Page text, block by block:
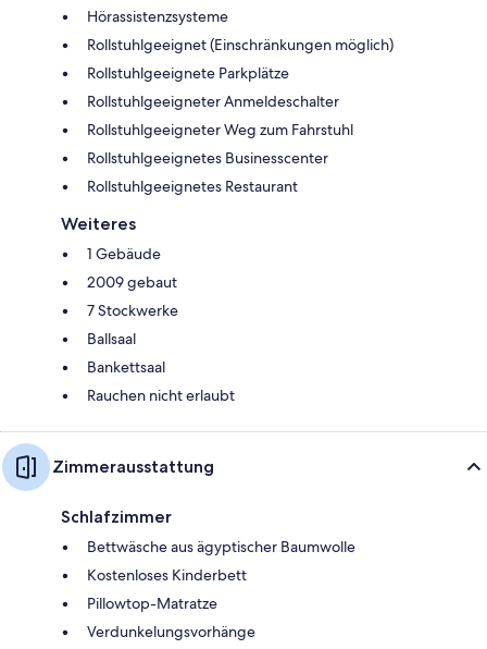
Hörassistenzsysteme
Rollstuhlgeeignet (Einschränkungen möglich)
Rollstuhlgeeignete Parkplätze
Rollstuhlgeeigneter Anmeldeschalter
Rollstuhlgeeigneter Weg zum Fahrstuhl
Rollstuhlgeeignetes Businesscenter
Rollstuhlgeeignetes Restaurant
Weiteres
1 Gebäude
2009 gebaut
7 Stockwerke
Ballsaal
Bankettsaal
Rauchen nicht erlaubt
Zimmerausstattung
Schlafzimmer
Bettwäsche aus ägyptischer Baumwolle
Kostenloses Kinderbett
Pillowtop-Matratze
Verdunkelungsvorhänge